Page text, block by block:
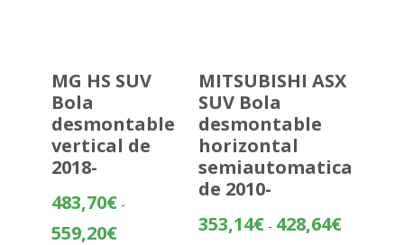
MG HS SUV
Bola
desmontable
vertical de
2018-
483,70€ -
559,20€Rango
MITSUBISHI ASX
SUV Bola
desmontable
horizontal
semiautomatica
de 2010-
353,14€ - 428,64€Rango